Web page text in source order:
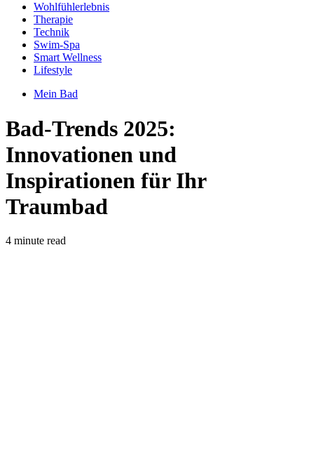
Wohlfühlerlebnis
Therapie
Technik
Swim-Spa
Smart Wellness
Lifestyle
Mein Bad
Bad-Trends 2025:
Innovationen und
Inspirationen für Ihr
Traumbad
4 minute read